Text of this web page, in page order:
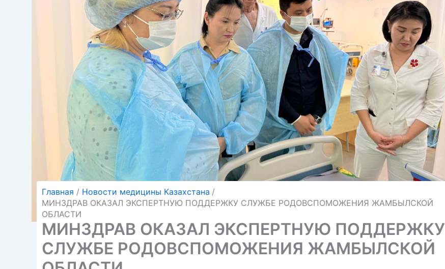
Главная
Новости медицины Казахстана
МИНЗДРАВ ОКАЗАЛ ЭКСПЕРТНУЮ ПОДДЕРЖКУ СЛУЖБЕ РОДОВСПОМОЖЕНИЯ ЖАМБЫЛСКОЙ
ОБЛАСТИ
МИНЗДРАВ ОКАЗАЛ ЭКСПЕРТНУЮ ПОДДЕРЖКУ
СЛУЖБЕ РОДОВСПОМОЖЕНИЯ ЖАМБЫЛСКОЙ